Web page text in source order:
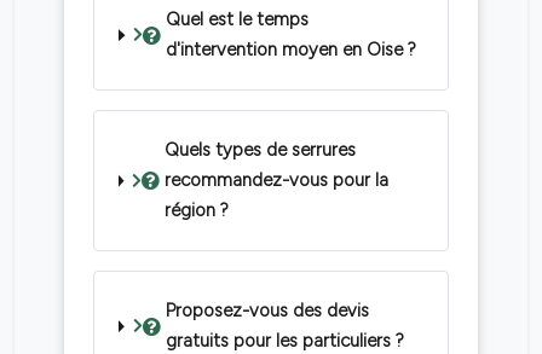
Quel est le temps
d'intervention moyen en Oise ?
Quels types de serrures
recommandez-vous pour la
région ?
Proposez-vous des devis
gratuits pour les particuliers ?